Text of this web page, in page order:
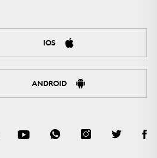
IOS
ANDROID